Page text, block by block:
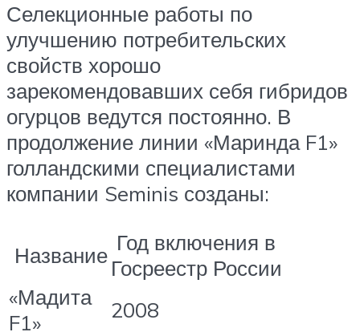
Селекционные работы по
улучшению потребительских
свойств хорошо
зарекомендовавших себя гибридов
огурцов ведутся постоянно. В
продолжение линии «Маринда F1»
голландскими специалистами
компании Seminis созданы:
Название Год включения в
Госреестр России
«Мадита
F1»
2008